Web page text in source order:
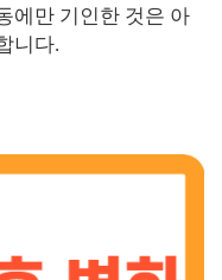
에만 기인한 것은 아
니다.